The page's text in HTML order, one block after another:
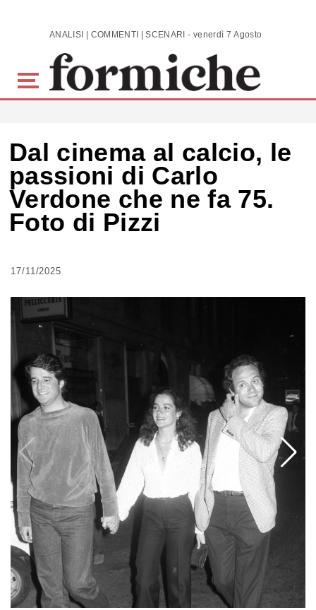
Skip to main content ANALISI | COMMENTI | SCENARI - venerdì 7 Agosto 2026
Dal cinema al calcio, le
passioni di Carlo
Verdone che ne fa 75.
Foto di Pizzi
17/11/2025